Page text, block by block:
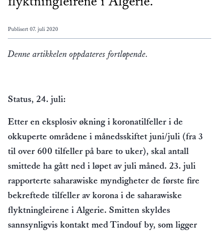
Publisert 07. juli 2020
Denne artikkelen oppdateres fortløpende.
Status, 24. juli:
Etter en eksplosiv økning i koronatilfeller i de
okkuperte områdene i månedsskiftet juni/juli (fra 3
til over 600 tilfeller på bare to uker), skal antall
smittede ha gått ned i løpet av juli måned. 23. juli
rapporterte saharawiske myndigheter de første fire
bekreftede tilfeller av korona i de saharawiske
flyktningleirene i Algerie. Smitten skyldes
sannsynligvis kontakt med Tindouf by, som ligger